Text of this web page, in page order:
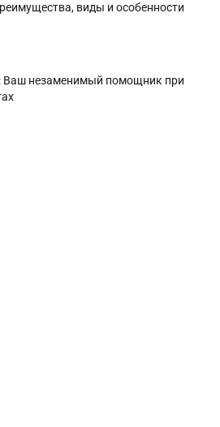
виды и особенности
Ваш незаменимый помощник при